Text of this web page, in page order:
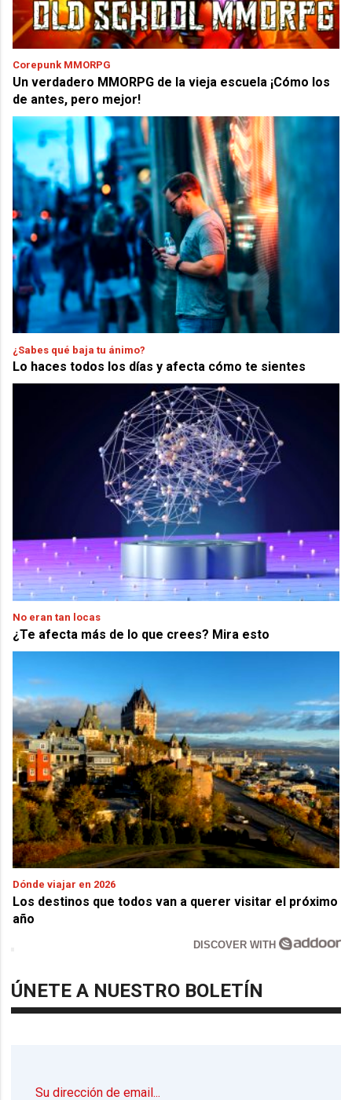
Corepunk MMORPG
Un verdadero MMORPG de la vieja escuela ¡Cómo los
de antes, pero mejor!
¿Sabes qué baja tu ánimo?
Lo haces todos los días y afecta cómo te sientes
No eran tan locas
¿Te afecta más de lo que crees? Mira esto
Dónde viajar en 2026
Los destinos que todos van a querer visitar el próximo
año
DISCOVER WITH
ÚNETE A NUESTRO BOLETÍN